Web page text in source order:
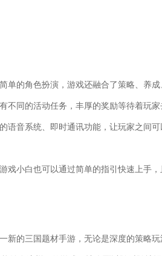
单的角色扮演，游戏还融合了策略、养
不同的活动任务，丰厚的奖励等待着玩
语音系统、即时通讯功能，让玩家之间
戏小白也可以通过简单的指引快速上手
新的三国题材手游，无论是深度的策略